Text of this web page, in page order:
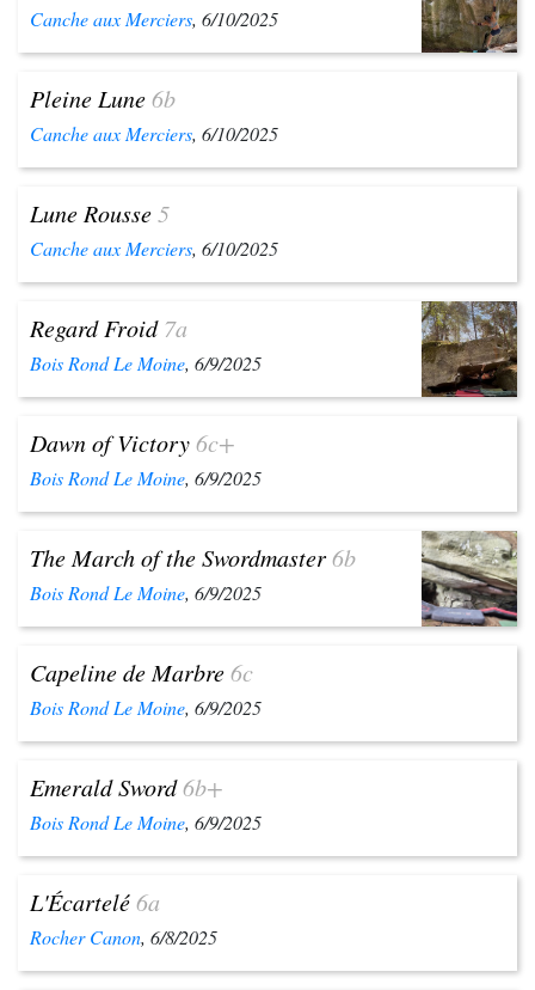
Canche aux Merciers, 6/10/2025
Pleine Lune6b
Canche aux Merciers, 6/10/2025
Lune Rousse5
Canche aux Merciers, 6/10/2025
Regard Froid 7a
Bois Rond Le Moine, 6/9/2025
Dawn of Victory6c+
Bois Rond Le Moine, 6/9/2025
The March of the Swordmaster6b
Bois Rond Le Moine, 6/9/2025
Capeline de Marbre6c
Bois Rond Le Moine, 6/9/2025
Emerald Sword6b+
Bois Rond Le Moine, 6/9/2025
L'Écartelé6a
Rocher Canon, 6/8/2025